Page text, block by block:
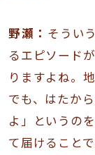
野瀬： そうい
るエピソード
りますよね。
でも、はたか
よ」というの
て届けること